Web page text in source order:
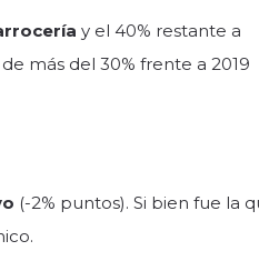
y el 40% restante a
más del 30% frente a 2019
(-2% puntos). Si bien fue la